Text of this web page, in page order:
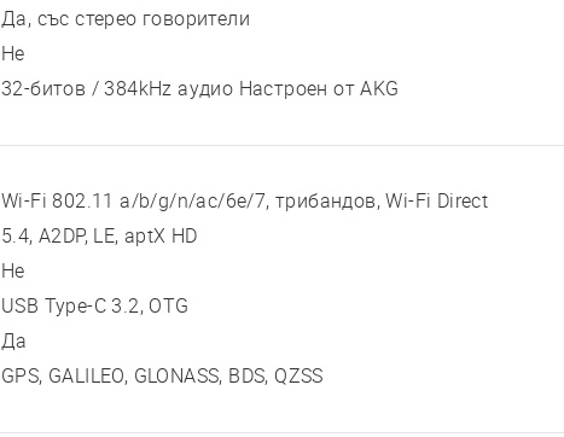
Да, със стерео говорители
Не
32-битов / 384kHz аудио Настроен от AKG
Wi-Fi 802.11 a/b/g/n/ac/6e/7, трибандов, Wi-Fi Direct
5.4, A2DP, LE, aptX HD
Не
USB Type-C 3.2, OTG
Да
GPS, GALILEO, GLONASS, BDS, QZSS